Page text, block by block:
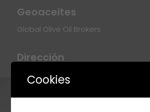
Geoaceites
Global Olive Oil Brokers
Dirección
Polígono Industrial Juncaril C/ Baza.
Albolote (Granada). España.
Via Leo Longanesi 90017 Santa
Cookies